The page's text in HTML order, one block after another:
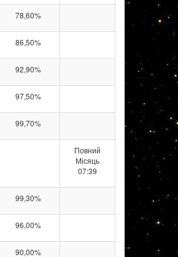
78,60%
86,50%
92,90%
97,50%
99,70%
Повний
Місяць
07:39
99,30%
96,00%
90,00%